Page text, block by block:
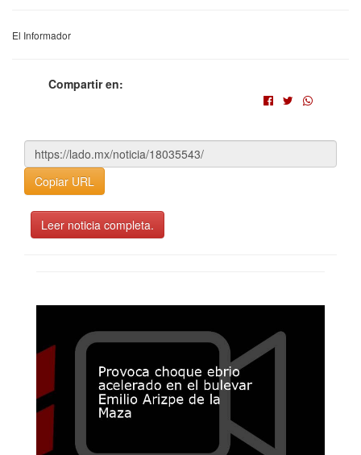
El Informador
Compartir en:
Copiar URL
Leer noticia completa.